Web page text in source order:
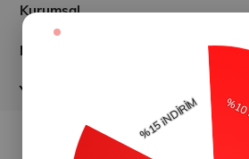
Kurumsal
Müşteri İlişkileri
Yardım